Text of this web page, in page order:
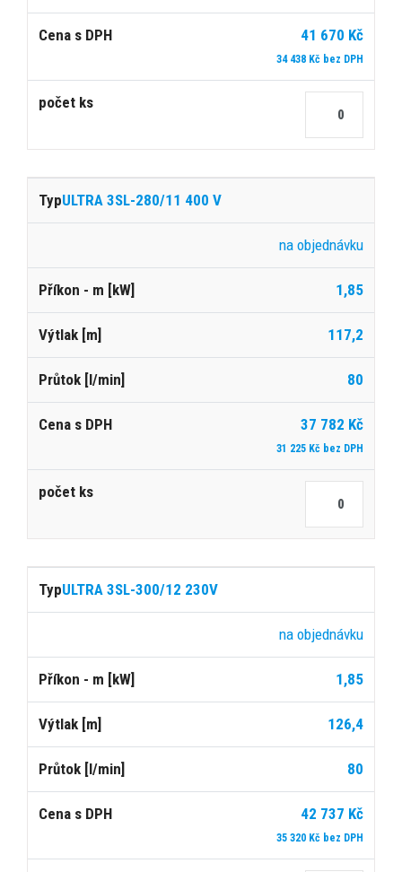
41 670 Kč
34 438 Kč bez DPH
ULTRA 3SL-280/11 400 V
na objednávku
1,85
117,2
80
37 782 Kč
31 225 Kč bez DPH
ULTRA 3SL-300/12 230V
na objednávku
1,85
126,4
80
42 737 Kč
35 320 Kč bez DPH